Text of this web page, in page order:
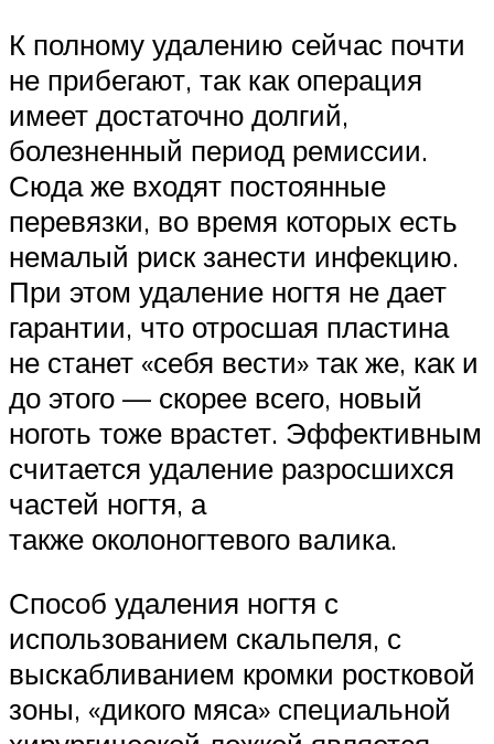
К полному удалению сейчас почти
не прибегают, так как операция
имеет достаточно долгий,
болезненный период ремиссии.
Сюда же входят постоянные
перевязки, во время которых есть
немалый риск занести инфекцию.
При этом удаление ногтя не дает
гарантии, что отросшая пластина
не станет «себя вести» так же, как и
до этого — скорее всего, новый
ноготь тоже врастет. Эффективным
считается удаление разросшихся
частей ногтя, а
также околоногтевого валика.
Способ удаления ногтя с
использованием скальпеля, с
выскабливанием кромки ростковой
зоны, «дикого мяса» специальной